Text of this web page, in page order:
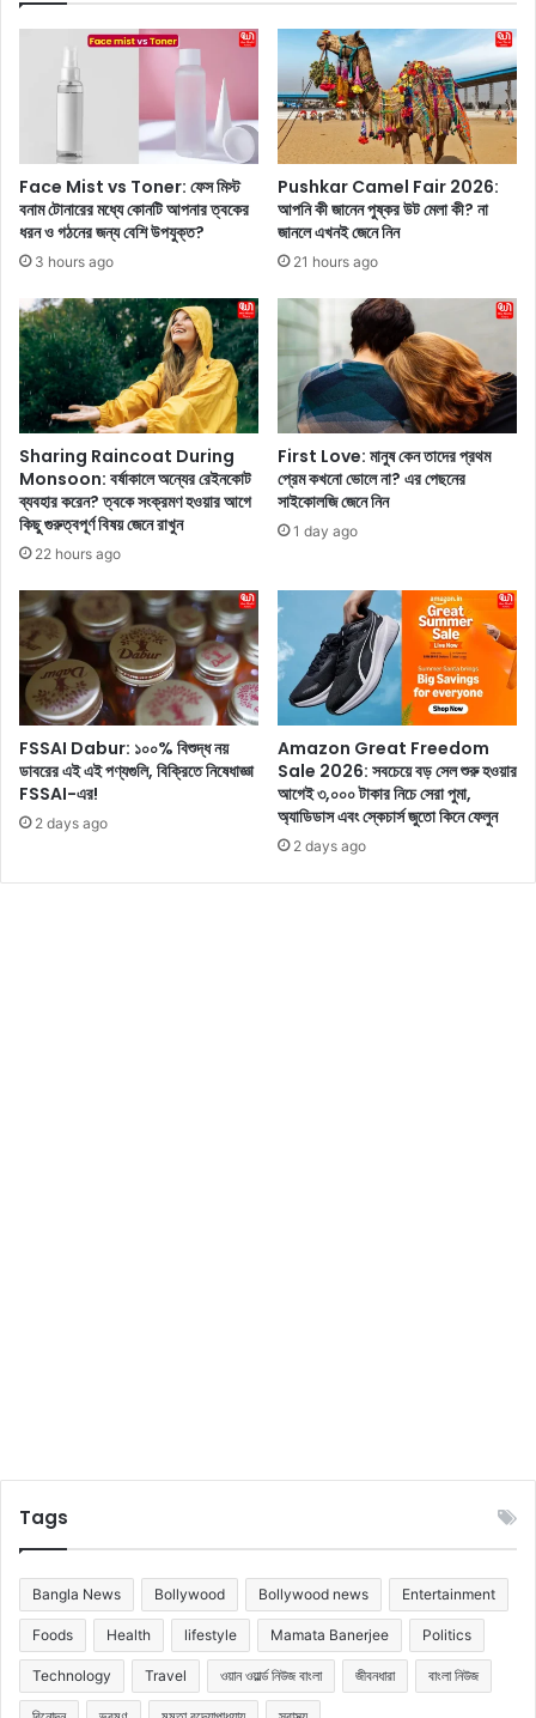
কা
ম
ন্দা
না
ঝ
তু
লে
ছে
ন
,
ক
ক
টে
ল
র্ল
'
-
কে
খে
ভ
ক্ত
রা
মু
a
u
উ
য়
র্কে
র
ট্রি
বে
কা
ফে
স্টি
ভ্যা
ল
মি
য়া
রে
রে
ড
কা
র্পে
টে
নি
জে
বং
স্টি
ন
ট্রু
ডো
Face Mist vs Toner: ফেস মিস্ট
বনাম টোনারের মধ্যে কোনটি আপনার ত্বকের
ধরন ও গঠনের জন্য বেশি উপযুক্ত?
3 hours ago
Pushkar Camel Fair 2026:
আপনি কী জানেন পুষ্কর উট মেলা কী? না
জানলে এখনই জেনে নিন
21 hours ago
Sharing Raincoat During
Monsoon: বর্ষাকালে অন্যের রেইনকোট
ব্যবহার করেন? ত্বকে সংক্রমণ হওয়ার আগে
কিছু গুরুত্বপূর্ণ বিষয় জেনে রাখুন
22 hours ago
First Love: মানুষ কেন তাদের প্রথম
প্রেম কখনো ভোলে না? এর পেছনের
সাইকোলজি জেনে নিন
1 day ago
FSSAI Dabur: ১০০% বিশুদ্ধ নয়
ডাবরের এই এই পণ্যগুলি, বিক্রিতে নিষেধাজ্ঞা
FSSAI-এর!
2 days ago
Amazon Great Freedom
Sale 2026: সবচেয়ে বড় সেল শুরু হওয়ার
আগেই ৩,০০০ টাকার নিচে সেরা পুমা,
অ্যাডিডাস এবং স্কেচার্স জুতো কিনে ফেলুন
2 days ago
Tags
Bangla News Bollywood Bollywood news Entertainment
Foods Health lifestyle Mamata Banerjee Politics
Technology Travel ওয়ান ওয়ার্ল্ড নিউজ বাংলা জীবনধারা বাংলা নিউজ